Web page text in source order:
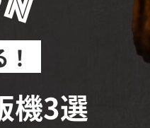
機3選